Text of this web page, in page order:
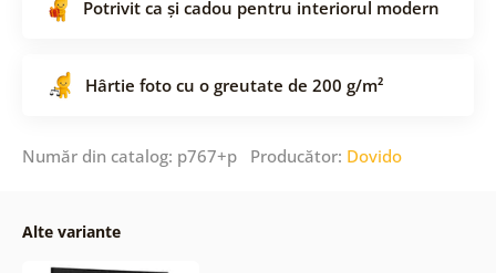
Potrivit ca și cadou pentru interiorul modern
Hârtie foto cu o greutate de 200 g/m²
Număr din catalog: p767+p Producător: Dovido
Alte variante